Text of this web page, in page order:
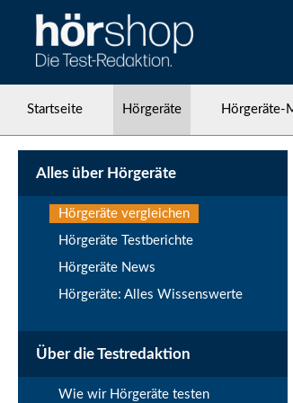
Startseite Hörgeräte Hörgeräte-
Alles über Hörgeräte
Hörgeräte vergleichen
Hörgeräte Testberichte
Hörgeräte News
Hörgeräte: Alles Wissenswerte
Über die Testredaktion
Wie wir Hörgeräte testen